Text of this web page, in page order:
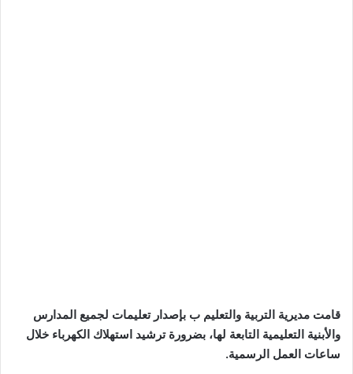
قامت مديرية التربية والتعليم ب بإصدار تعليمات لجميع المدارس
والأبنية التعليمية التابعة لها، بضرورة ترشيد استهلاك الكهرباء خلال
ساعات العمل الرسمية.